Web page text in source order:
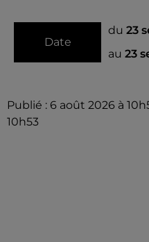
Date
du 23
au 23
Publié : 6 août 2026 à
10h53